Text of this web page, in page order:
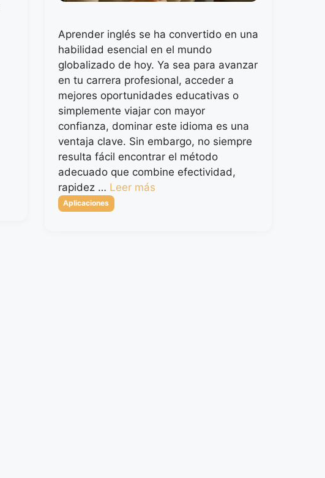
Aprender inglés se ha convertido en una
habilidad esencial en el mundo
globalizado de hoy. Ya sea para avanzar
en tu carrera profesional, acceder a
mejores oportunidades educativas o
simplemente viajar con mayor
confianza, dominar este idioma es una
ventaja clave. Sin embargo, no siempre
resulta fácil encontrar el método
adecuado que combine efectividad,
rapidez … Leer más
Categorías
Aplicaciones